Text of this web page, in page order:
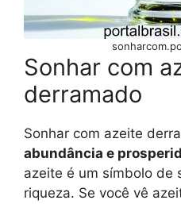
Sonhar com
derramado
Sonhar com azeite
abundância e
azeite é um símbolo de
riqueza. Se você vê